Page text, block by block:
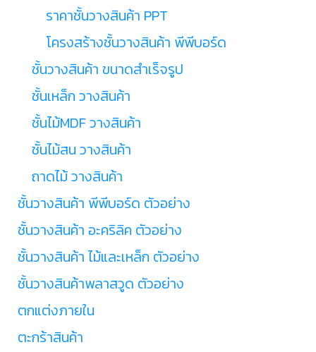
ราคาชั้นวางสินค้า PPT
โครงสร้างชั้นวางสินค้า พีพีบอร์ด
ชั้นวางสินค้า ขนาดสำเร็จรูป
ชั้นเหล็ก วางสินค้า
ชั้นไม้MDF วางสินค้า
ชั้นไม้สน วางสินค้า
ถาดไม้ วางสินค้า
ชั้นวางสินค้า พีพีบอร์ด ตัวอย่าง
ชั้นวางสินค้า อะคริลิค ตัวอย่าง
ชั้นวางสินค้า ไม้และเหล็ก ตัวอย่าง
ชั้นวางสินค้าพลาสวูด ตัวอย่าง
ตกแต่งภายใน
ตะกร้าสินค้า